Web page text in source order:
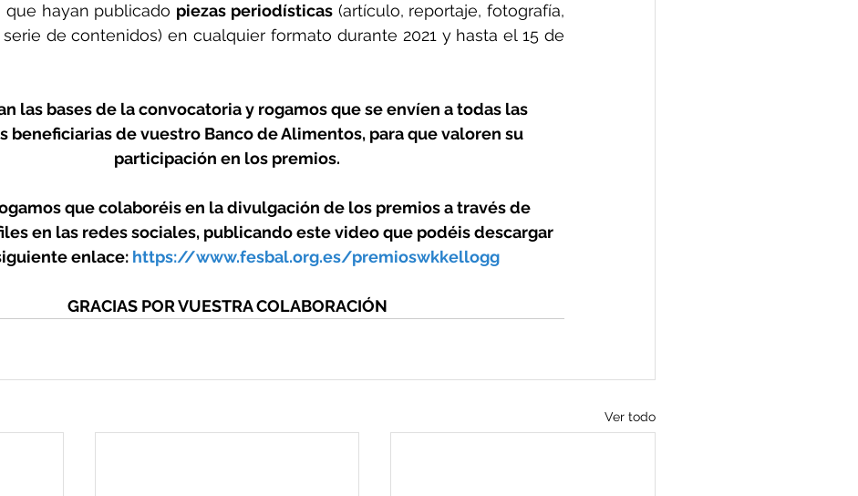
que hayan publicado piezas periodísticas (artículo, reportaje, fotografía,
de contenidos) en cualquier formato durante 2021 y hasta el 15 de
las bases de la convocatoria y rogamos que se envíen a todas las
beneficiarias de vuestro Banco de Alimentos, para que valoren su
participación en los premios.
que colaboréis en la divulgación de los premios a través de
en las redes sociales, publicando este video que podéis descargar
enlace: https://www.fesbal.org.es/premioswkkellogg
GRACIAS POR VUESTRA COLABORACIÓN
Ver todo